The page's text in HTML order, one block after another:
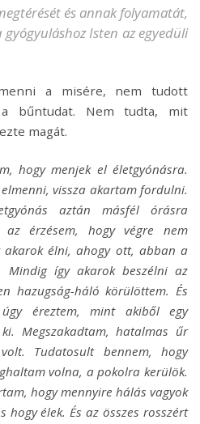
és annak folyamatát,
Isten az egyedüli
a misére, nem tudott
a bűntudat. Nem tudta, mit
magát.
hogy menjek el életgyónásra.
vissza akartam fordulni.
aztán másfél órásra
érzésem, hogy végre nem
akarok élni, ahogy ott, abban a
Mindig így akarok beszélni az
hazugság-háló körülöttem. És
éreztem, mint akiből egy
Megszakadtam, hatalmas űr
Tudatosult bennem, hogy
volna, a pokolra kerülök.
hogy mennyire hálás vagyok
hogy élek. És az összes rosszért